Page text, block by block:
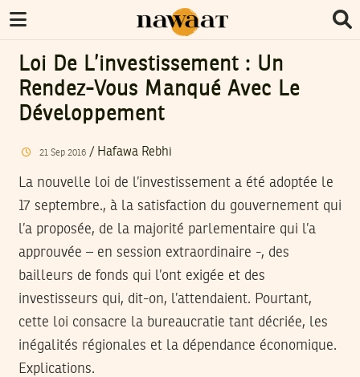
Loi De L’investissement : Un
Rendez-Vous Manqué Avec Le
Développement
21 Sep 2016/ Hafawa Rebhi
La nouvelle loi de l’investissement a été adoptée le
17 septembre., à la satisfaction du gouvernement qui
l’a proposée, de la majorité parlementaire qui l’a
approuvée – en session extraordinaire -, des
bailleurs de fonds qui l’ont exigée et des
investisseurs qui, dit-on, l’attendaient. Pourtant,
cette loi consacre la bureaucratie tant décriée, les
inégalités régionales et la dépendance économique.
Explications.